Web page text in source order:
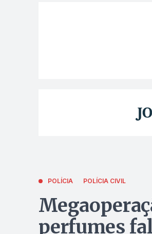
POLÍCIA POLÍCIA CIVIL
perfumes